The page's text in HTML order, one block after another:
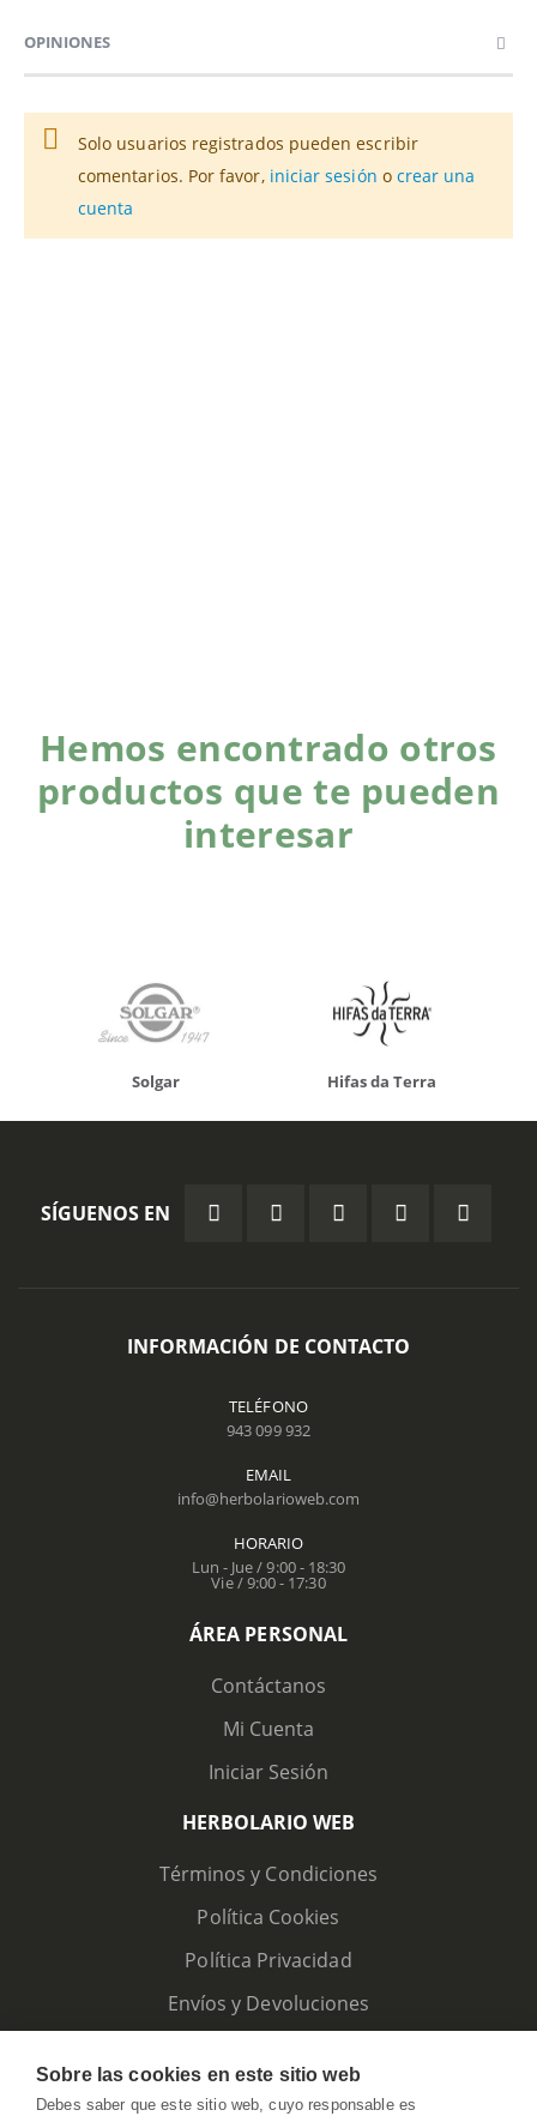
OPINIONES
Solo usuarios registrados pueden escribir
comentarios. Por favor, iniciar sesión o crear una
cuenta
Hemos encontrado otros
productos que te pueden
interesar
Solgar Hifas da Terra
SÍGUENOS EN
INFORMACIÓN DE CONTACTO
TELÉFONO
943 099 932
EMAIL
info@herbolarioweb.com
HORARIO
Lun - Jue / 9:00 - 18:30
Vie / 9:00 - 17:30
ÁREA PERSONAL
Contáctanos
Mi Cuenta
Iniciar Sesión
HERBOLARIO WEB
Términos y Condiciones
Política Cookies
Política Privacidad
Envíos y Devoluciones
Sobre las cookies en este sitio web
Debes saber que este sitio web, cuyo responsable es